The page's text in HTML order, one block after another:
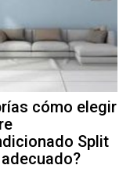
cómo elegir
Split